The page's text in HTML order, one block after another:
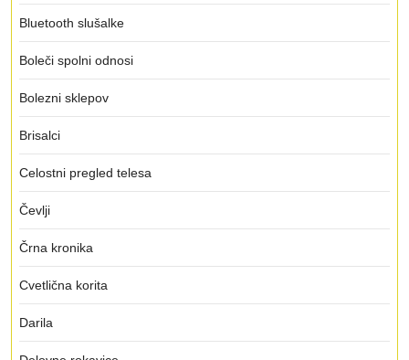
Bluetooth slušalke
Boleči spolni odnosi
Bolezni sklepov
Brisalci
Celostni pregled telesa
Čevlji
Črna kronika
Cvetlična korita
Darila